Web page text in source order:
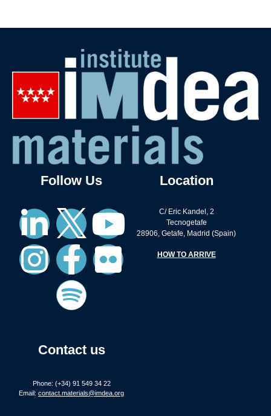
Follow Us
Contact us
Phone: (+34) 91 549 34 22
Email: contact.materials@imdea.org
Location
C/ Eric Kandel, 2
Tecnogetafe
28906, Getafe, Madrid (Spain)
HOW TO ARRIVE